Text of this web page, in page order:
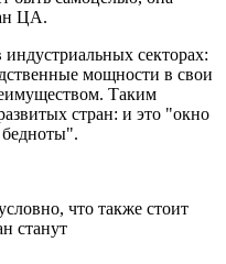
ЦА.
секторах:
мощности в свои
Таким
стран: и это "окно
бедноты".
что также стоит
станут